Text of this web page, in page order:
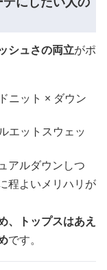
シュさの両立がポ
ニット × ダウン
エットスウェッ
アルダウンしつ
程よいメリハリが
、トップスはあえ
です。